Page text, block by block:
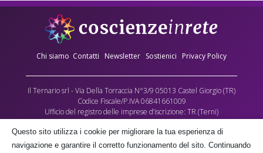
Chi siamo Contatti Newsletter Sostienici Privacy Policy
Il Ternario srl - Via Della Torraccia N°3/9 05013 Castel Giorgio (TR)
Codice Fiscale/P.IVA 06841661009
Ufficio del registro delle imprese d’iscrizione: TR (Terni)
Numero REA: 90173
Capitale sociale versato: €10.000,00
Questo sito utilizza i cookie per migliorare la tua esperienza di
navigazione e garantire il corretto funzionamento del sito. Continuando